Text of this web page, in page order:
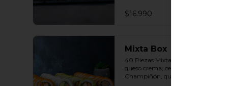
cebollín. Incluye: 3 Salsas a
elección soya o agridulce Bless + 2
$16.990
Mixta Box
40 Piezas Mixtas 10 Panko - Pollo,
queso crema, cebollín. 10 Panko -
Champiñón, queso crema,